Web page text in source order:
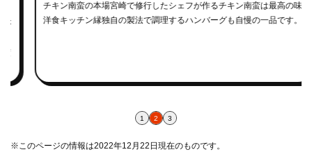
チキン南蛮の本場宮崎で修行したシェフが作るチキン南蛮は最高の味
洋食キッチン縁独自の製法で調理するハンバーグも自慢の一品です。
1 2 3
※このページの情報は2022年12月22日現在のものです。